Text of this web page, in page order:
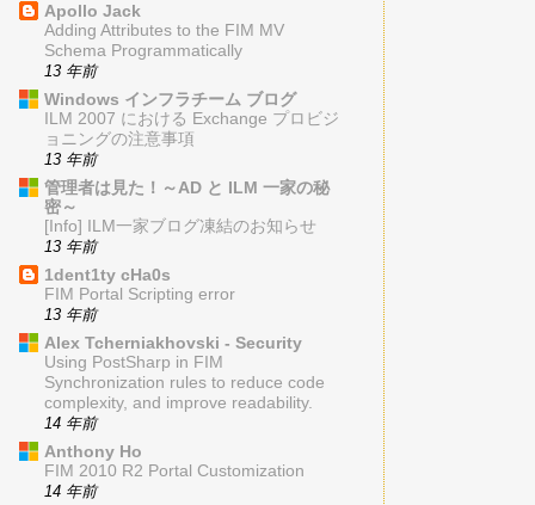
Apollo Jack
Adding Attributes to the FIM MV
Schema Programmatically
13 年前
Windows インフラチーム ブログ
ILM 2007 における Exchange プロビジ
ョニングの注意事項
13 年前
管理者は見た！～AD と ILM 一家の秘
密～
[Info] ILM一家ブログ凍結のお知らせ
13 年前
1dent1ty cHa0s
FIM Portal Scripting error
13 年前
Alex Tcherniakhovski - Security
Using PostSharp in FIM
Synchronization rules to reduce code
complexity, and improve readability.
14 年前
Anthony Ho
FIM 2010 R2 Portal Customization
14 年前